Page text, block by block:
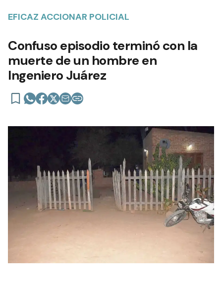
EFICAZ ACCIONAR POLICIAL
Confuso episodio terminó con la
muerte de un hombre en
Ingeniero Juárez